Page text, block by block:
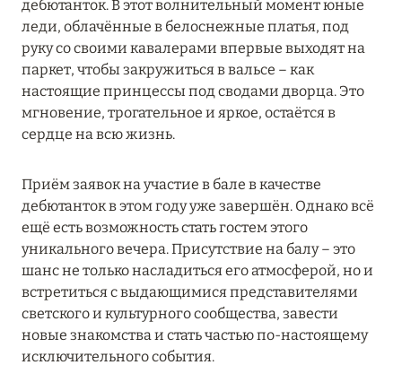
Подробнее
27 сентября 2024
RIXOS PREMIUM SAADIYAT ISLAND ABU DHABI:
КОНЦЕПЦИЯ «ВСЁ ВКЛЮЧЕНО – ВСЁ
Подробнее
20 августа 2024
ВЫГОДНАЯ АРИФМЕТИКА ОТ ULTIMA GSTAAD
И ULTIMA COURCHEVEL
Подробнее
дебютанток. В этот волнительный момент юные
леди, облачённые в белоснежные платья, под
руку со своими кавалерами впервые выходят на
паркет, чтобы закружиться в вальсе – как
настоящие принцессы под сводами дворца. Это
мгновение, трогательное и яркое, остаётся в
сердце на всю жизнь.
Приём заявок на участие в бале в качестве
дебютанток в этом году уже завершён. Однако всё
ещё есть возможность стать гостем этого
уникального вечера. Присутствие на балу – это
шанс не только насладиться его атмосферой, но и
встретиться с выдающимися представителями
светского и культурного сообщества, завести
новые знакомства и стать частью по-настоящему
исключительного события.